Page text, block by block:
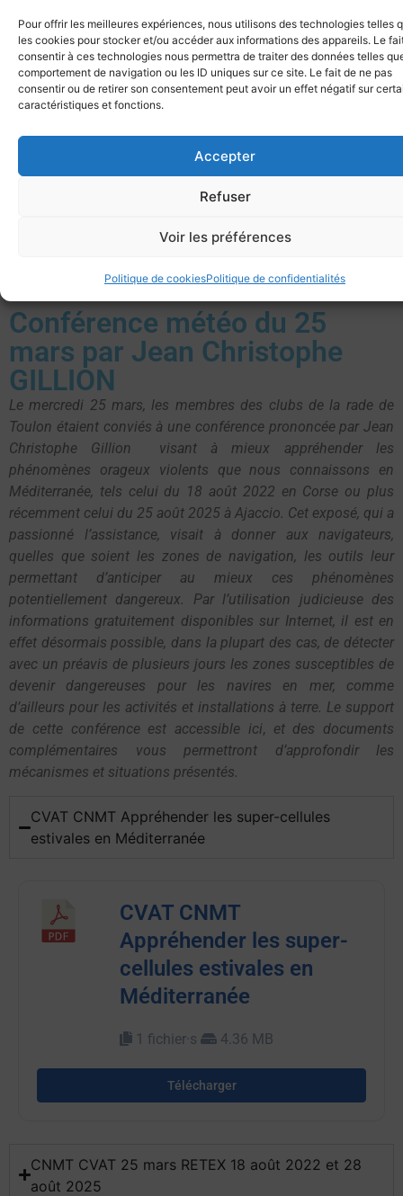
Pour offrir les meilleures expériences, nous utilisons des technologies telles
les cookies pour stocker et/ou accéder aux informations des appareils. Le
consentir à ces technologies nous permettra de traiter des données telles
comportement de navigation ou les ID uniques sur ce site. Le fait de ne pas
consentir ou de retirer son consentement peut avoir un effet négatif sur
caractéristiques et fonctions.
Accepter
Refuser
Voir les préférences
Politique de cookiesPolitique de confidentialités
5/ Liens directs vers les
sites météo les plus
pratiques et les plus
précis
516.57 KB
Télécharger
Conférence météo du 25
mars par Jean Christophe
GILLION
Le mercredi 25 mars, les membres des clubs de la rade de
Toulon étaient conviés à une conférence prononcée par Jean
Christophe Gillion visant à mieux appréhender les
phénomènes orageux violents que nous connaissons en
Méditerranée, tels celui du 18 août 2022 en Corse ou plus
récemment celui du 25 août 2025 à Ajaccio. Cet exposé, qui a
passionné l’assistance, visait à donner aux navigateurs,
quelles que soient les zones de navigation, les outils leur
permettant d’anticiper au mieux ces phénomènes
potentiellement dangereux. Par l’utilisation judicieuse des
informations gratuitement disponibles sur Internet, il est en
effet désormais possible, dans la plupart des cas, de détecter
avec un préavis de plusieurs jours les zones susceptibles de
devenir dangereuses pour les navires en mer, comme
d’ailleurs pour les activités et installations à terre. Le support
de cette conférence est accessible ici, et des documents
complémentaires vous permettront d’approfondir les
mécanismes et situations présentés.
CVAT CNMT Appréhender les super-cellules
estivales en Méditerranée
CVAT CNMT
Appréhender les super-
cellules estivales en
Méditerranée
1 fichier·s 4.36 MB
Télécharger
CNMT CVAT 25 mars RETEX 18 août 2022 et 28
août 2025